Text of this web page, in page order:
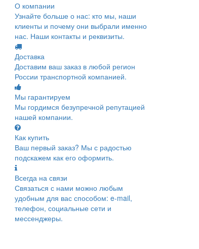
О компании
Узнайте больше о нас: кто мы, наши
клиенты и почему они выбрали именно
нас. Наши контакты и реквизиты.
Доставка
Доставим ваш заказ в любой регион
России транспортной компанией.
Мы гарантируем
Мы гордимся безупречной репутацией
нашей компании.
Как купить
Ваш первый заказ? Мы с радостью
подскажем как его оформить.
Всегда на связи
Связаться с нами можно любым
удобным для вас способом: e-mail,
телефон, социальные сети и
мессенджеры.